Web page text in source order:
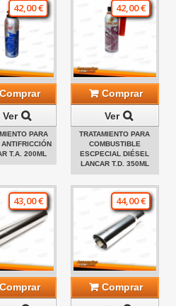
42,00 €
Comprar
Ver
PARA
T.A. 200ML
42,00 €
Comprar
Ver
TRATAMIENTO PARA
COMBUSTIBLE
ESCPECIAL DIÉSEL
LANCAR T.D. 350ML
43,00 €
Comprar
44,00 €
Comprar